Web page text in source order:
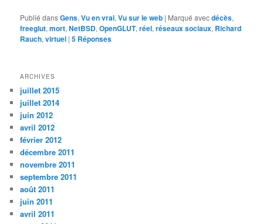
Publié dansGens,Vu en vrai,Vu sur le web | Marqué avecdécès,
freeglut,mort,NetBSD,OpenGLUT,réel,réseaux sociaux, Richard
Rauch,virtuel |5 Réponses
ARCHIVES
juillet 2015
juillet 2014
juin 2012
avril 2012
février 2012
décembre 2011
novembre 2011
septembre 2011
août 2011
juin 2011
avril 2011